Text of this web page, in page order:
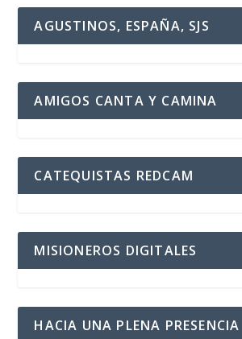
AGUSTINOS, ESPAÑA, SJS
AMIGOS CANTA Y CAMINA
CATEQUISTAS REDCAM
MISIONEROS DIGITALES
HACIA UNA PLENA PRESENCIA